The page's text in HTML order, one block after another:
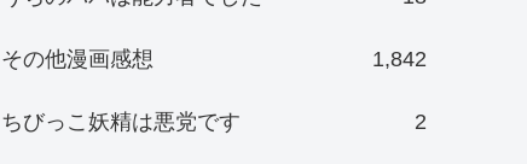
その他漫画感想 1,842
ちびっこ妖精は悪党です 2